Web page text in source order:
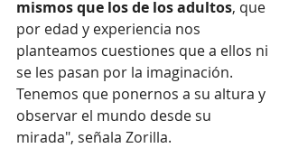
mismos que los de los adultos, que
por edad y experiencia nos
planteamos cuestiones que a ellos ni
se les pasan por la imaginación.
Tenemos que ponernos a su altura y
observar el mundo desde su
mirada", señala Zorilla.